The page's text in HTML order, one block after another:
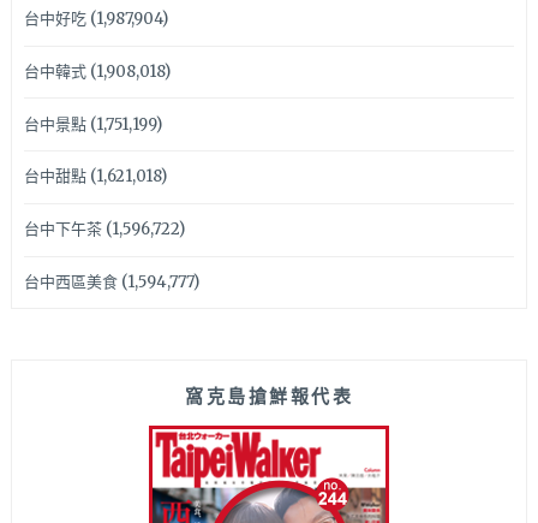
台中好吃(1,987,904)
台中韓式(1,908,018)
台中景點(1,751,199)
台中甜點(1,621,018)
台中下午茶(1,596,722)
台中西區美食(1,594,777)
窩克島搶鮮報代表